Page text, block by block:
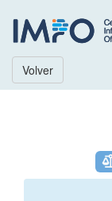
Volver